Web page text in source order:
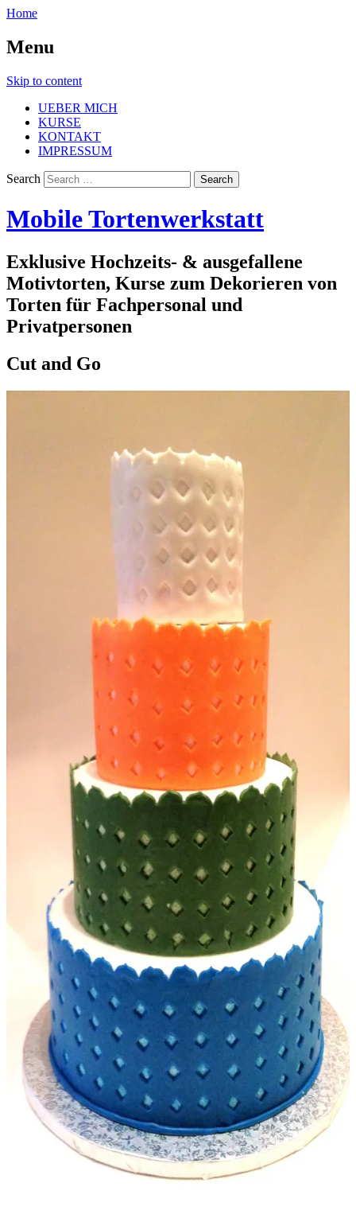
Home
Menu
Skip to content
UEBER MICH
KURSE
KONTAKT
IMPRESSUM
Search
Mobile Tortenwerkstatt
Exklusive Hochzeits- & ausgefallene
Motivtorten, Kurse zum Dekorieren von
Torten für Fachpersonal und
Privatpersonen
Cut and Go